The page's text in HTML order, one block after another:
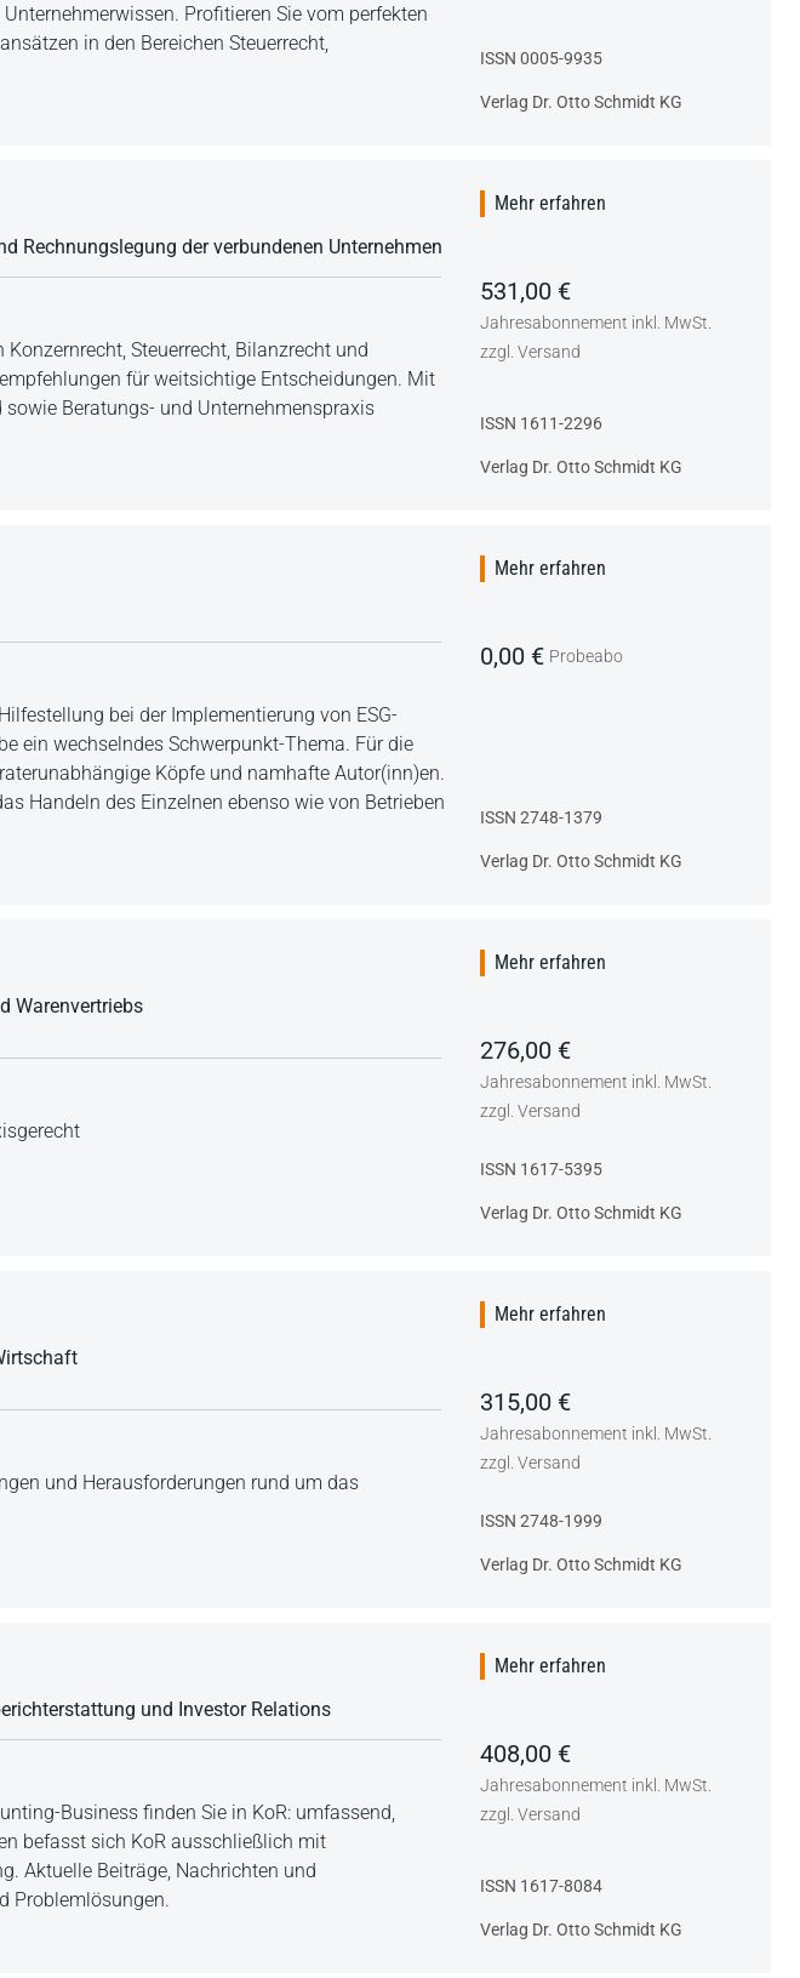
Profitieren Sie vom perfekten
in den Bereichen Steuerrecht,
ISSN 0005-9935
Verlag Dr. Otto Schmidt KG
Rechnungslegung der verbundenen Unternehmen
Steuerrecht, Bilanzrecht und
für weitsichtige Entscheidungen. Mit
Beratungs- und Unternehmenspraxis
Mehr erfahren
531,00 €
Jahresabonnement inkl. MwSt.
zzgl. Versand
ISSN 1611-2296
Verlag Dr. Otto Schmidt KG
bei der Implementierung von ESG-
ein wechselndes Schwerpunkt-Thema. Für die
Köpfe und namhafte Autor(inn)en.
Handeln des Einzelnen ebenso wie von Betrieben
Mehr erfahren
0,00 € Probeabo
ISSN 2748-1379
Verlag Dr. Otto Schmidt KG
Warenvertriebs
Mehr erfahren
276,00 €
Jahresabonnement inkl. MwSt.
zzgl. Versand
ISSN 1617-5395
Verlag Dr. Otto Schmidt KG
und Herausforderungen rund um das
Mehr erfahren
315,00 €
Jahresabonnement inkl. MwSt.
zzgl. Versand
ISSN 2748-1999
Verlag Dr. Otto Schmidt KG
und Investor Relations
Business finden Sie in KoR: umfassend,
befasst sich KoR ausschließlich mit
Aktuelle Beiträge, Nachrichten und
Problemlösungen.
Mehr erfahren
408,00 €
Jahresabonnement inkl. MwSt.
zzgl. Versand
ISSN 1617-8084
Verlag Dr. Otto Schmidt KG